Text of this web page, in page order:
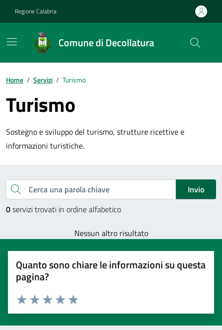
Regione Calabria
Comune di Decollatura
Home / Servizi / Turismo
Turismo
Sostegno e sviluppo del turismo, strutture ricettive e
informazioni turistiche.
Esplora tutti i servizi
Cerca una parola chiave
Invio
0servizi trovati in ordine alfabetico
Nessun altro risultato
Quanto sono chiare le informazioni su questa
pagina?
Valuta 5 stelle su 5
Valuta 4 stelle su 5
Valuta 3 stelle su 5
Valuta 2 stelle su 5
Valuta 1 stelle su 5